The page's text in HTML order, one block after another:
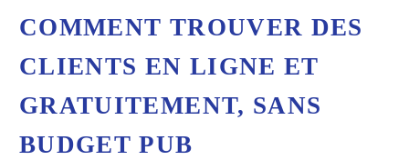
COMMENT TROUVER DES
CLIENTS EN LIGNE ET
GRATUITEMENT, SANS
BUDGET PUB